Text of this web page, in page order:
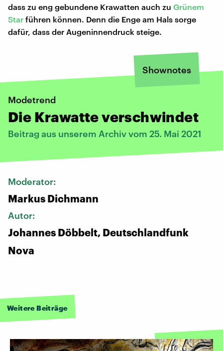
dass zu eng gebundene Krawatten auch zu Grünem
Star führen können. Denn die Enge am Hals sorge
dafür, dass der Augeninnendruck steige.
Shownotes
Modetrend
Die Krawatte verschwindet
Beitrag aus unserem Archiv vom 25. Mai 2021
Moderator:
Markus Dichmann
Autor:
Johannes Döbbelt, Deutschlandfunk
Nova
Weitere Beiträge